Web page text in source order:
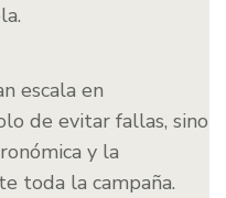
escala en
de evitar fallas, sino
y la
toda la campaña.